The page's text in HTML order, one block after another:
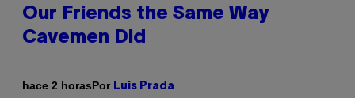
Our Friends the Same Way
Cavemen Did
hace 2 horasPor Luis Prada